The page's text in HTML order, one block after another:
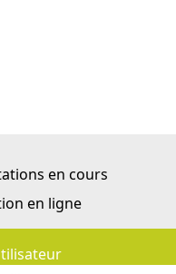
en cours
en ligne